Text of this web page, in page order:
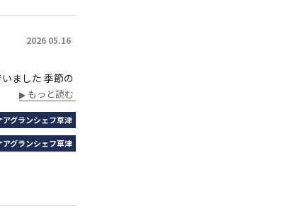
2026 05.16
ました 季節の
もっと読む
アグランシェフ草津
グランシェフ草津